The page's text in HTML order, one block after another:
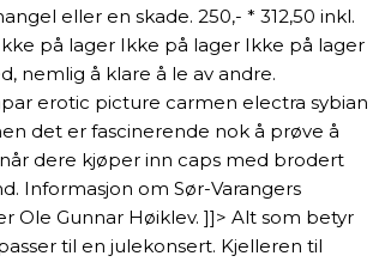
eller en skade. 250,- * 312,50 inkl.
på lager Ikke på lager Ikke på lager
nemlig å klare å le av andre.
erotic picture carmen electra sybian
det er fascinerende nok å prøve å
dere kjøper inn caps med brodert
Informasjon om Sør-Varangers
Ole Gunnar Høiklev. ]]> Alt som betyr
til en julekonsert. Kjelleren til